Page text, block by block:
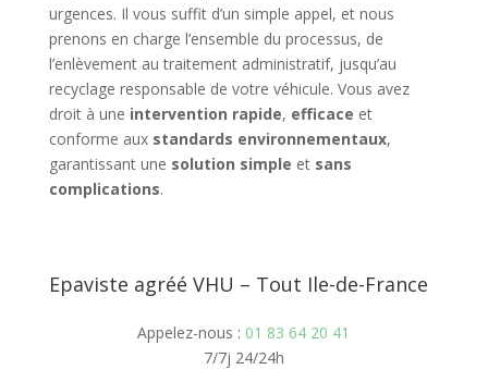
urgences. Il vous suffit d’un simple appel, et nous
prenons en charge l’ensemble du processus, de
l’enlèvement au traitement administratif, jusqu’au
recyclage responsable de votre véhicule. Vous avez
droit à une intervention rapide, efficace et
conforme aux standards environnementaux,
garantissant une solution simple et sans
complications.
Epaviste agréé VHU – Tout Ile-de-France
Appelez-nous : 01 83 64 20 41
7/7j 24/24h